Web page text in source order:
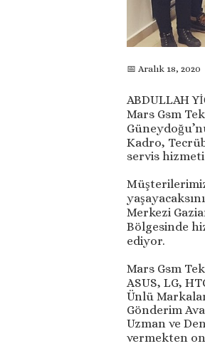
📅 Aralık 18, 2020
ABDULLAH
Mars Gsm
Kadro,
servis
Merkezi
Bölgesinde
ediyor.
Mars Gsm
ASUS, LG,
Ünlü
Gönderim
Uzman ve
vermekten